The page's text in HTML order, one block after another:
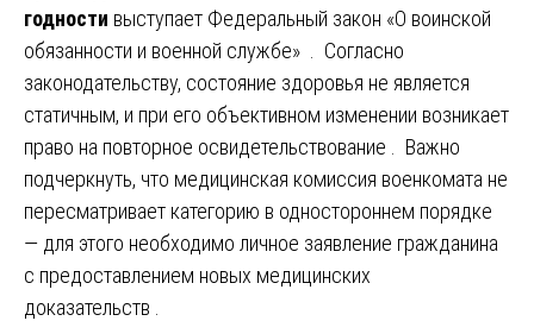
годности выступает Федеральный закон «О воинской
обязанности и военной службе» . Согласно
законодательству, состояние здоровья не является
статичным, и при его объективном изменении возникает
право на повторное освидетельствование . Важно
подчеркнуть, что медицинская комиссия военкомата не
пересматривает категорию в одностороннем порядке
— для этого необходимо личное заявление гражданина
с предоставлением новых медицинских
доказательств .